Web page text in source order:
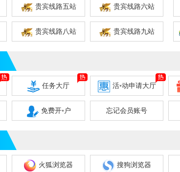
贵宾线路五站 贵宾线路六站
贵宾线路八站 贵宾线路九站
任务大厅 活◦动申请大厅
免费开◦户 忘记会员账号
火狐浏览器 搜狗浏览器